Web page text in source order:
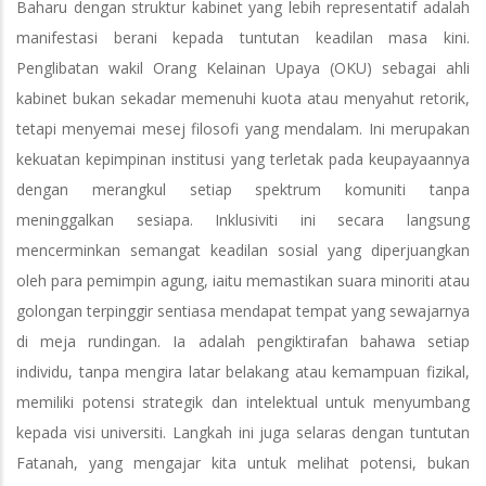
Baharu dengan struktur kabinet yang lebih representatif adalah
manifestasi berani kepada tuntutan keadilan masa kini.
Penglibatan wakil Orang Kelainan Upaya (OKU) sebagai ahli
kabinet bukan sekadar memenuhi kuota atau menyahut retorik,
tetapi menyemai mesej filosofi yang mendalam. Ini merupakan
kekuatan kepimpinan institusi yang terletak pada keupayaannya
dengan merangkul setiap spektrum komuniti tanpa
meninggalkan sesiapa. Inklusiviti ini secara langsung
mencerminkan semangat keadilan sosial yang diperjuangkan
oleh para pemimpin agung, iaitu memastikan suara minoriti atau
golongan terpinggir sentiasa mendapat tempat yang sewajarnya
di meja rundingan. Ia adalah pengiktirafan bahawa setiap
individu, tanpa mengira latar belakang atau kemampuan fizikal,
memiliki potensi strategik dan intelektual untuk menyumbang
kepada visi universiti. Langkah ini juga selaras dengan tuntutan
Fatanah, yang mengajar kita untuk melihat potensi, bukan